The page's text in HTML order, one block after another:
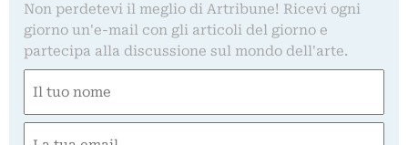
Non perdetevi il meglio di Artribune! Ricevi ogni
giorno un'e-mail con gli articoli del giorno e
partecipa alla discussione sul mondo dell'arte.
(Required)
First